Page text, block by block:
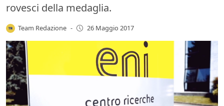
rovesci della medaglia.
Team Redazione - 26 Maggio 2017